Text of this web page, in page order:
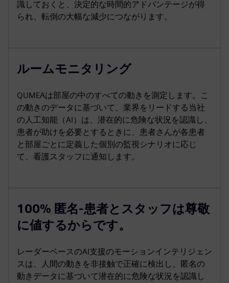
識しておくと、決定的な時間的アドバンテージが得
られ、転倒の大幅な減少につながります。
ルームモニタリング
QUMEAは部屋の中のすべての動きを測定します。こ
の動きのデータに基づいて、業界をリードする当社
の人工知能（AI）は、潜在的に危険な状況を認識し、
患者が助けを必要とするときに、患者さんが各患者
と部屋ごとに定義した個別の監視シナリオに応じ
て、看護スタッフに通知します。
100% 匿名-患者とスタッフは尊敬
に値するからです。
レーダーベースのAI支援のモーションインテリジェン
スは、人間の動きを非接触で正確に検出し、匿名の
動きデータに基づいて潜在的に危険な状況を認識し